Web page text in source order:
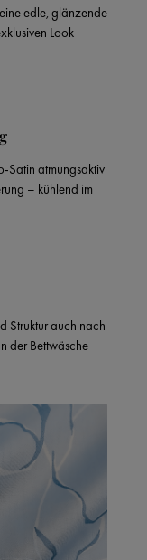
edle, glänzende
Look
Satin atmungsaktiv
– kühlend im
Struktur auch nach
der Bettwäsche